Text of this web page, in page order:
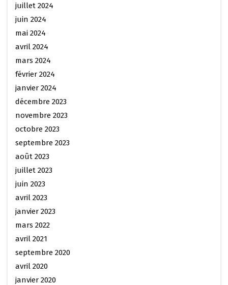
juillet 2024
juin 2024
mai 2024
avril 2024
mars 2024
février 2024
janvier 2024
décembre 2023
novembre 2023
octobre 2023
septembre 2023
août 2023
juillet 2023
juin 2023
avril 2023
janvier 2023
mars 2022
avril 2021
septembre 2020
avril 2020
janvier 2020